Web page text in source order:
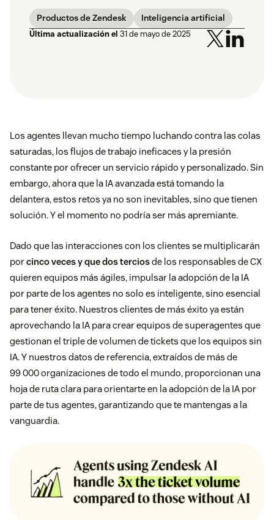
Productos de Zendesk Inteligencia artificial
Última actualización el 31 de mayo de 2025
Los agentes llevan mucho tiempo luchando contra las colas
saturadas, los flujos de trabajo ineficaces y la presión
constante por ofrecer un servicio rápido y personalizado. Sin
embargo, ahora que la IA avanzada está tomando la
delantera, estos retos ya no son inevitables, sino que tienen
solución. Y el momento no podría ser más apremiante.
Dado que las interacciones con los clientes se multiplicarán
porcinco veces y que dos terciosde los responsables de CX
quieren equipos más ágiles, impulsar la adopción de la IA
por parte de los agentes no solo es inteligente, sino esencial
para tener éxito. Nuestros clientes de más éxito ya están
aprovechando la IA para crear equipos de superagentes que
gestionan el triple de volumen de tickets que los equipos sin
IA. Y nuestros datos de referencia, extraídos de más de
99 000 organizaciones de todo el mundo, proporcionan una
hoja de ruta clara para orientarte en la adopción de la IA por
parte de tus agentes, garantizando que te mantengas a la
vanguardia.